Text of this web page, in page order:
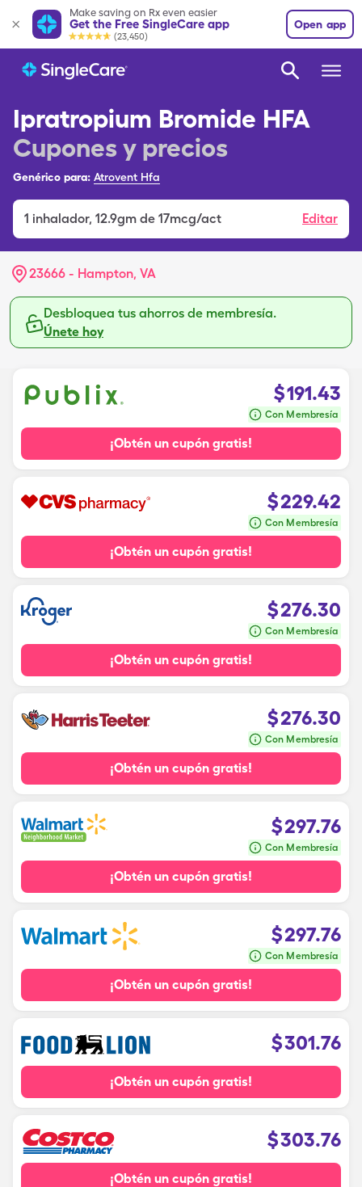
Make saving on Rx even easier
Get the Free SingleCare app
(23,450)
Open app
Ipratropium Bromide HFA
Cupones y precios
Genérico para: Atrovent Hfa
1 inhalador, 12.9gm de 17mcg/act Editar
23666 - Hampton, VA
Desbloquea tus ahorros de membresía.
Únete hoy
$191.43
Con Membresía
¡Obtén un cupón gratis!
$229.42
Con Membresía
¡Obtén un cupón gratis!
$276.30
Con Membresía
¡Obtén un cupón gratis!
$276.30
Con Membresía
¡Obtén un cupón gratis!
$297.76
Con Membresía
¡Obtén un cupón gratis!
$297.76
Con Membresía
¡Obtén un cupón gratis!
$301.76
¡Obtén un cupón gratis!
$303.76
¡Obtén un cupón gratis!